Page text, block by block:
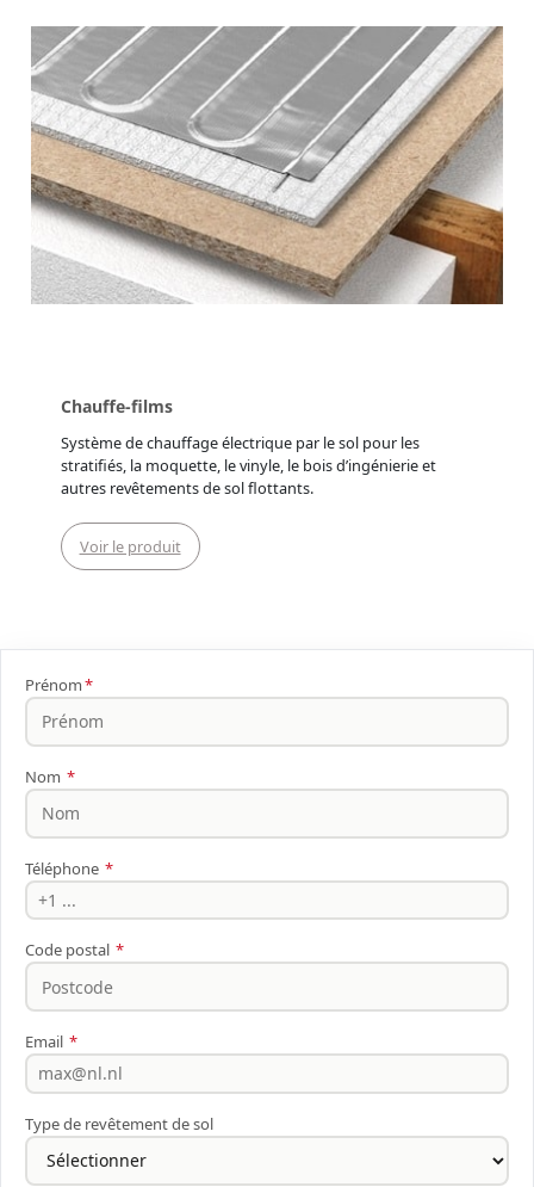
Chauffe-films
Système de chauffage électrique par le sol pour les
stratifiés, la moquette, le vinyle, le bois d’ingénierie et
autres revêtements de sol flottants.
Voir le produit
Prénom*
Nom *
Téléphone *
Code postal *
Email *
Type de revêtement de sol